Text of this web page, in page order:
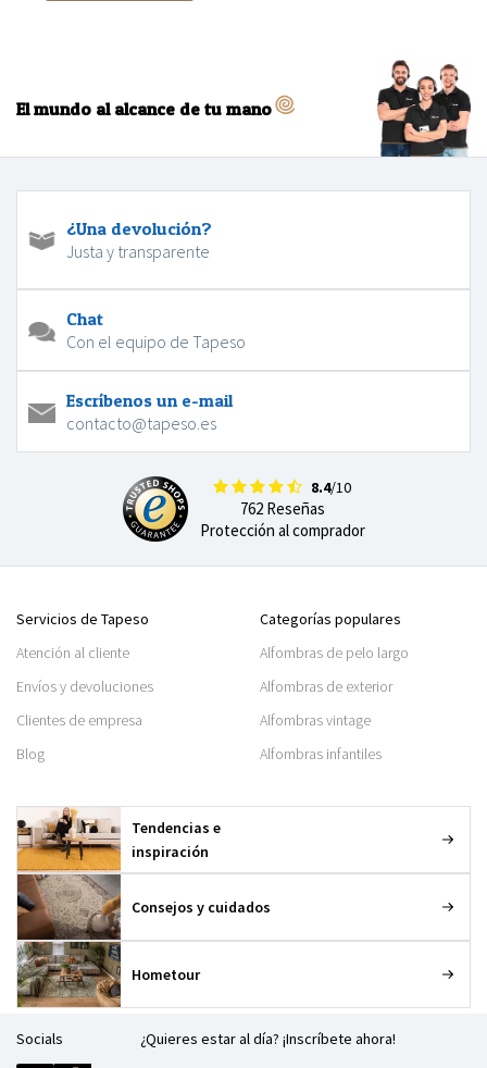
El mundo al alcance de tu mano
¿Una devolución?
Justa y transparente
Chat
Con el equipo de Tapeso
Escríbenos un e-mail
contacto@tapeso.es
8.4/10
762 Reseñas
Protección al comprador
Servicios de Tapeso
Atención al cliente
Envíos y devoluciones
Clientes de empresa
Blog
Categorías populares
Alfombras de pelo largo
Alfombras de exterior
Alfombras vintage
Alfombras infantiles
Tendencias e
inspiración
Consejos y cuidados
Hometour
Socials ¿Quieres estar al día? ¡Inscríbete ahora!